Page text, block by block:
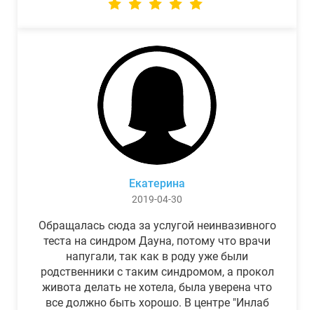
Екатерина
2019-04-30
Обращалась сюда за услугой неинвазивного
теста на синдром Дауна, потому что врачи
напугали, так как в роду уже были
родственники с таким синдромом, а прокол
живота делать не хотела, была уверена что
все должно быть хорошо. В центре "Инлаб